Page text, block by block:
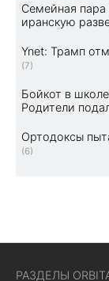
Семейная пара
иранскую
Ynet: Трамп
(7)
Бойкот в
Родители
Ортодоксы
(6)
РАЗДЕЛЫ